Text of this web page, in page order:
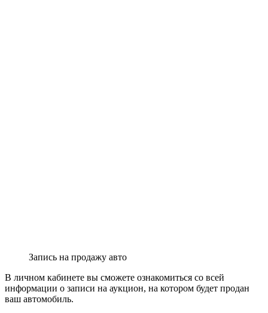
Запись на продажу авто
В личном кабинете вы сможете ознакомиться со всей
информации о записи на аукцион, на котором будет продан
ваш автомобиль.